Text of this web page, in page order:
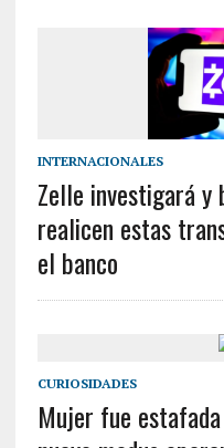
INTERNACIONALES
Zelle investigará y
realicen estas
el banco
CURIOSIDADES
Mujer fue